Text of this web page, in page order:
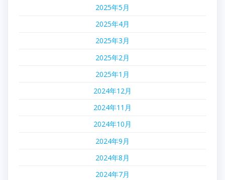
2025年5月
2025年4月
2025年3月
2025年2月
2025年1月
2024年12月
2024年11月
2024年10月
2024年9月
2024年8月
2024年7月